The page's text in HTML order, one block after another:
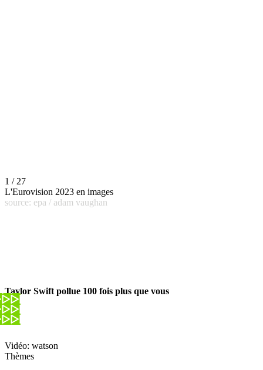
1 / 27
L'Eurovision 2023 en images
source: epa / adam vaughan
Taylor Swift pollue 100 fois plus que vous
Vidéo: watson
Thèmes